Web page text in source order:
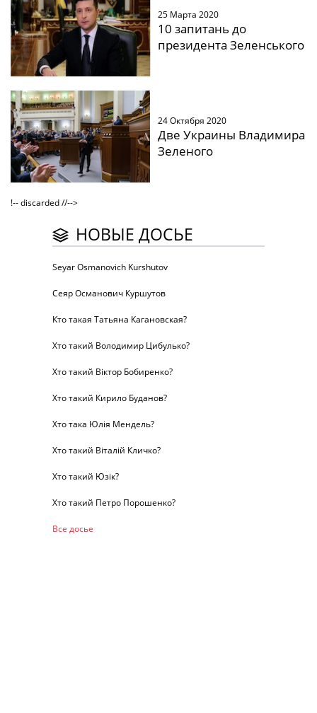
25 Марта 2020
10 запитань до
президента Зеленського
24 Октября 2020
Две Украины Владимира
Зеленого
!-- discarded //-->
НОВЫЕ ДОСЬЕ
Seyar Osmanovich Kurshutov
Сеяр Османович Куршутов
Кто такая Татьяна Кагановская?
Хто такий Володимир Цибулько?
Хто такий Віктор Бобиренко?
Хто такий Кирило Буданов?
Хто така Юлія Мендель?
Хто такий Віталій Кличко?
Хто такий Юзік?
Хто такий Петро Порошенко?
Все досье